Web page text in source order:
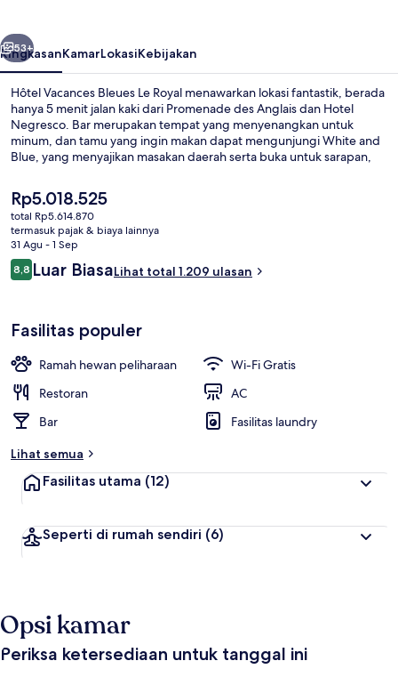
Berikutnya
53+
RingkasanKamarLokasiKebijakan
Hôtel Vacances Bleues Le Royal menawarkan lokasi fantastik, berada
hanya 5 menit jalan kaki dari Promenade des Anglais dan Hotel
Negresco. Bar merupakan tempat yang menyenangkan untuk
minum, dan tamu yang ingin makan dapat mengunjungi White and
Blue, yang menyajikan masakan daerah serta buka untuk sarapan,
Perbelanjaan Nice Étoile hanya berjarak 15 menit berjalan kaki.Staf
dan lokasi mendapatkan nilai yang bagus dari para traveler.
Transportasi umum berada tidak jauh: Alsace - Lorraine Stasiun Tram
berjarak 9 menit dan Stasiun Massena Tramway berjarak 10 menit.
Harga
saat
ini
Rp5.018.525
Rp5.018.525
total Rp5.614.870
termasuk pajak & biaya lainnya
31 Agu - 1 Sep
Ulasan
8,88,8 dari 10
Luar BiasaLihat total 1.209 ulasan
Fasilitas populer
Ramah hewan peliharaan
Wi-Fi Gratis
Restoran
AC
Bar
Fasilitas laundry
Lihat semua
Fasilitas utama (12)
Seperti di rumah sendiri (6)
Opsi kamar
Periksa ketersediaan untuk tanggal ini